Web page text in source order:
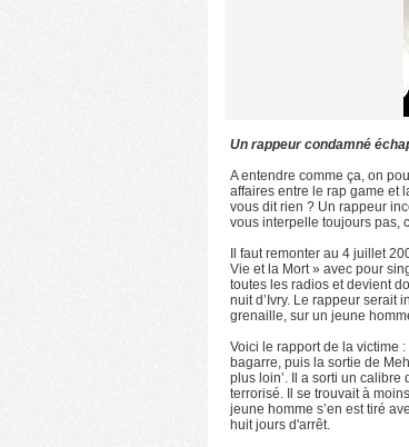
Un rappeur condamné
A entendre comme ça, on
affaires entre le rap game et
vous dit rien ? Un rappeur
vous interpelle toujours pas,
Il faut remonter au 4 juillet
Vie et la Mort » avec pour
toutes les radios et devient
nuit d’Ivry. Le rappeur serait
grenaille, sur un jeune
Voici le rapport de la victime
bagarre, puis la sortie de
plus loin’. Il a sorti un
terrorisé. Il se trouvait à
jeune homme s’en est tiré
huit jours d'arrêt.